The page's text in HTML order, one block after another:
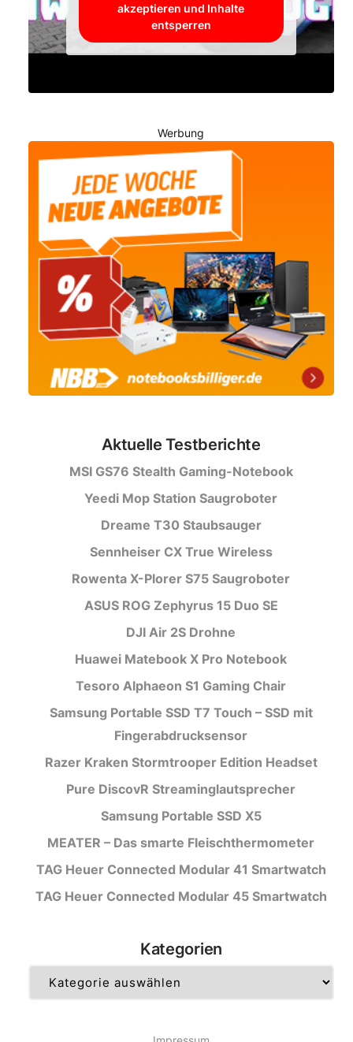
akzeptieren und Inhalte
entsperren
Werbung
Aktuelle Testberichte
MSI GS76 Stealth Gaming-Notebook
Yeedi Mop Station Saugroboter
Dreame T30 Staubsauger
Sennheiser CX True Wireless
Rowenta X-Plorer S75 Saugroboter
ASUS ROG Zephyrus 15 Duo SE
DJI Air 2S Drohne
Huawei Matebook X Pro Notebook
Tesoro Alphaeon S1 Gaming Chair
Samsung Portable SSD T7 Touch – SSD mit
Fingerabdrucksensor
Razer Kraken Stormtrooper Edition Headset
Pure DiscovR Streaminglautsprecher
Samsung Portable SSD X5
MEATER – Das smarte Fleischthermometer
TAG Heuer Connected Modular 41 Smartwatch
TAG Heuer Connected Modular 45 Smartwatch
Kategorien